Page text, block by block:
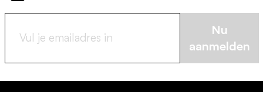
Nu
aanmelden